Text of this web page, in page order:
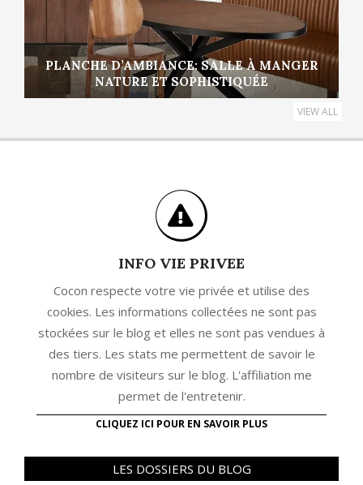
PLANCHE D’AMBIANCE: SALLE À MANGER
NATURE ET SOPHISTIQUÉE
VIEW ALL
INFO VIE PRIVEE
Cocon respecte votre vie privée et utilise des
cookies. Les informations collectées ne sont pas
stockées sur le blog et elles ne sont pas vendues à
des tiers. Les stats me permettent de savoir le
nombre de visiteurs sur le blog. L'affiliation me
permet de l'entretenir.
CLIQUEZ ICI POUR EN SAVOIR PLUS
LES DOSSIERS DU BLOG